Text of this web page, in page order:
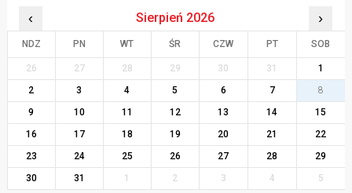
‹ Sierpień 2026 ›
NDZ PN WT ŚR CZW PT SOB
26 27 28 29 30 31
1
2
3 4 5 6 7
8
9
10 11 12 13 14
15
16
17 18 19 20 21
22
23
24 25 26 27 28
29
30
31 1 2 3 4 5